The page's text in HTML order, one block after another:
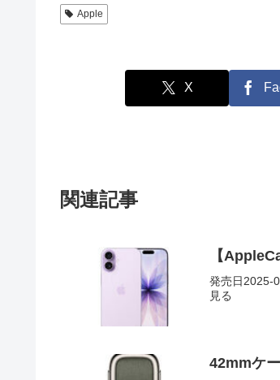
Apple
X
関連記事
【
発売日2025-
見る
42mmケ